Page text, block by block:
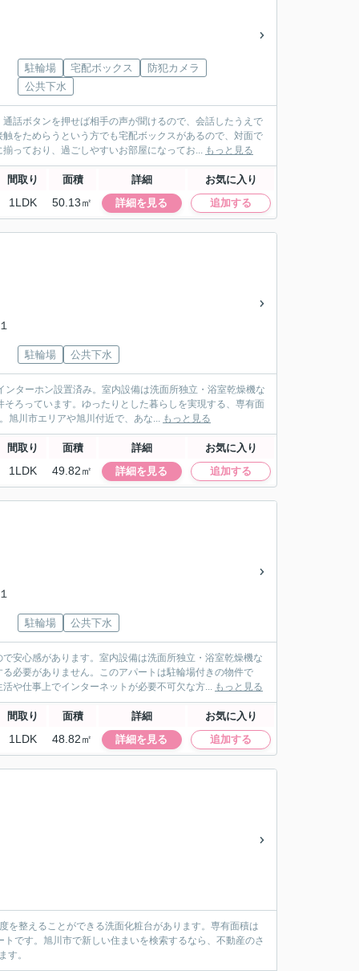
駐輪場 宅配ボックス
防犯カメラ
公共下水
話ボタンを押せば相手の声が聞けるので、会話したうえで
をためらうという方でも宅配ボックスがあるので、対面で
っており、過ごしやすいお部屋になってお... もっと見る
間取り 面積 詳細 お気に入り
1LDK 50.13㎡ 詳細を見る 追加する
駐輪場 公共下水
ターホン設置済み。室内設備は洗面所独立・浴室乾燥機な
ろっています。ゆったりとした暮らしを実現する、専有面
旭川市エリアや旭川付近で、あな... もっと見る
間取り 面積 詳細 お気に入り
1LDK 49.82㎡ 詳細を見る 追加する
駐輪場 公共下水
安心感があります。室内設備は洗面所独立・浴室乾燥機な
必要がありません。このアパートは駐輪場付きの物件で
や仕事上でインターネットが必要不可欠な方... もっと見る
間取り 面積 詳細 お気に入り
1LDK 48.82㎡ 詳細を見る 追加する
を整えることができる洗面化粧台があります。専有面積は
です。旭川市で新しい住まいを検索するなら、不動産のさ
す。